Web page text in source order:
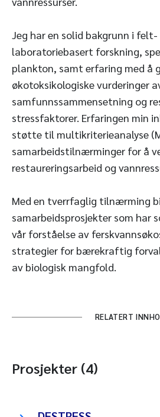
Jeg har en solid bakgrunn i felt-
laboratoriebasert forskning,
plankton, samt erfaring med å
økotoksikologiske vurderinger
samfunnssammensetning og
stressfaktorer. Erfaringen min
støtte til multikriterieanalyse
samarbeidstilnærminger for å
restaureringsarbeid og
Med en tverrfaglig tilnærming
samarbeidsprosjekter som har
vår forståelse av
strategier for bærekraftig
av biologisk mangfold.
RELATERT
Prosjekter (4)